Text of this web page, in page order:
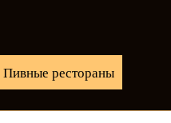
Пивные рестораны